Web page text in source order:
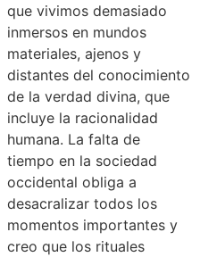
que vivimos demasiado
inmersos en mundos
materiales, ajenos y
distantes del conocimiento
de la verdad divina, que
incluye la racionalidad
humana. La falta de
tiempo en la sociedad
occidental obliga a
desacralizar todos los
momentos importantes y
creo que los rituales